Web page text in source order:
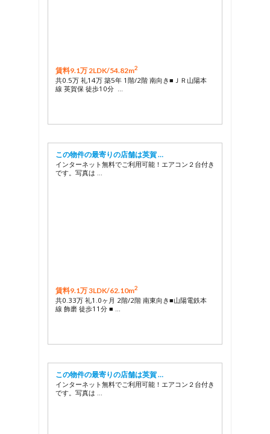
賃料9.1万 2LDK/54.82m2
共0.5万 礼14万 築5年 1階/2階 南向き■ＪＲ山陽本
線 英賀保 徒歩10分 …
この物件の最寄りの店舗は英賀 …
インターネット無料でご利用可能！エアコン２台付き
です。写真は …
賃料9.1万 3LDK/62.10m2
共0.33万 礼1.0ヶ月 2階/2階 南東向き■山陽電鉄本
線 飾磨 徒歩11分 ■ …
この物件の最寄りの店舗は英賀 …
インターネット無料でご利用可能！エアコン２台付き
です。写真は …